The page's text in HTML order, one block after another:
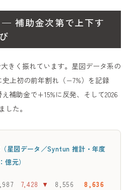
— 補助金次第で上下す
きく振れています。星図データ系の
史上初の前年割れ（−7%）を記録
え補助金で+15%に反発、そして2026
た。
星図データ／Syntun 推計・年度
元）
7,428 ▼ 8,556 8,636